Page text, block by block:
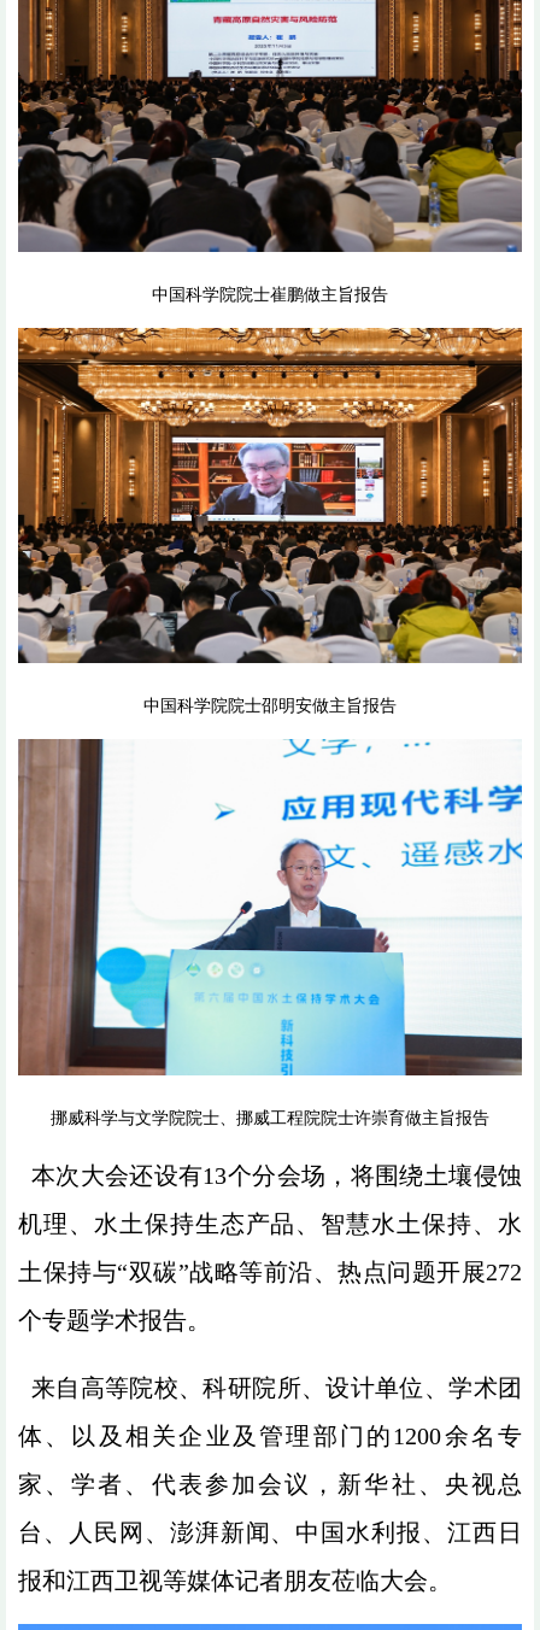
中国科学院院士崔鹏做主旨报告
中国科学院院士邵明安做主旨报告
挪威科学与文学院院士、挪威工程院院士许崇育做主旨报告
本次大会还设有13个分会场，将围绕土壤侵蚀
机理、水土保持生态产品、智慧水土保持、水
土保持与“双碳”战略等前沿、热点问题开展272
个专题学术报告。
来自高等院校、科研院所、设计单位、学术团
体、以及相关企业及管理部门的1200余名专
家、学者、代表参加会议，新华社、央视总
台、人民网、澎湃新闻、中国水利报、江西日
报和江西卫视等媒体记者朋友莅临大会。